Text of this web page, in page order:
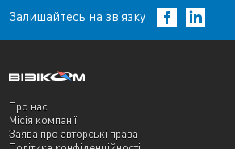
Залишайтесь на зв'язку
Про нас
Місія компанії
Заява про авторські права